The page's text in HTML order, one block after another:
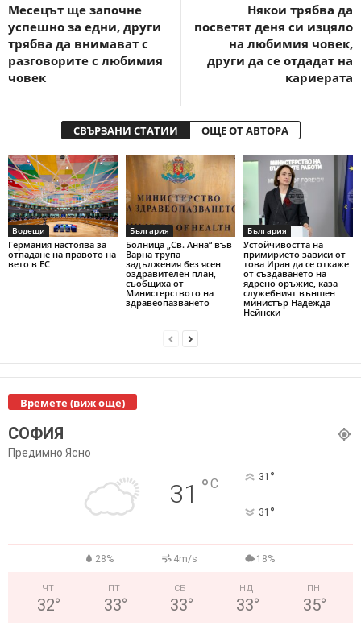
Месецът ще започне
успешно за едни, други
трябва да внимават с
разговорите с любимия
човек
Някои трябва да
посветят деня си изцяло
на любимия човек,
други да се отдадат на
кариерата
СВЪРЗАНИ СТАТИИ ОЩЕ ОТ АВТОРА
Водещи
Германия настоява за
отпадане на правото на
вето в ЕС
България
Болница „Св. Анна“ във
Варна трупа
задължения без ясен
оздравителен план,
съобщиха от
Министерството на
здравеопазването
България
Устойчивостта на
примирието зависи от
това Иран да се откаже
от създаването на
ядрено оръжие, каза
служебният външен
министър Надежда
Нейнски
Времете (виж още)
СОФИЯ
Предимно Ясно
31 °C 31 °
31 °
28% 4m/s 18%
ЧТ
32°
ПТ
33°
СБ
33°
НД
33°
ПН
35°